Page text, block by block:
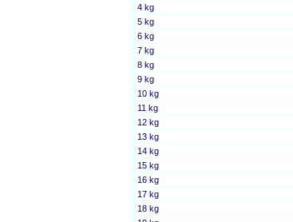
4 kg
5 kg
6 kg
7 kg
8 kg
9 kg
10 kg
11 kg
12 kg
13 kg
14 kg
15 kg
16 kg
17 kg
18 kg